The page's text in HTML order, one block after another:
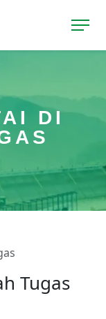
DI
Tugas